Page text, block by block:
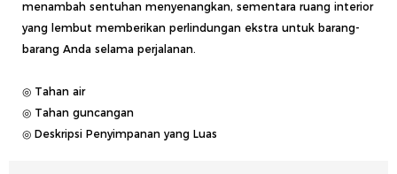
menambah sentuhan menyenangkan, sementara ruang interior
yang lembut memberikan perlindungan ekstra untuk barang-
barang Anda selama perjalanan.
◎ Tahan air
◎ Tahan guncangan
◎ Deskripsi Penyimpanan yang Luas